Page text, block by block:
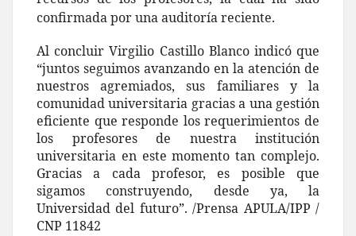
confirmada por una auditoría reciente.
Al concluir Virgilio Castillo Blanco indicó que
“juntos seguimos avanzando en la atención de
nuestros agremiados, sus familiares y la
comunidad universitaria gracias a una gestión
eficiente que responde los requerimientos de
los profesores de nuestra institución
universitaria en este momento tan complejo.
Gracias a cada profesor, es posible que
sigamos construyendo, desde ya, la
Universidad del futuro”. /Prensa APULA/IPP /
CNP 11842